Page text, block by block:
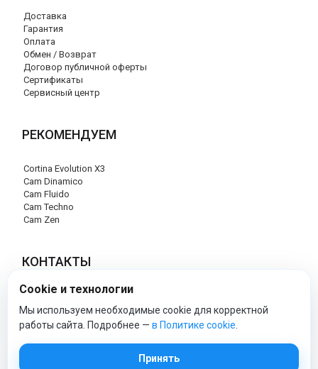
Доставка
Гарантия
Оплата
Обмен / Возврат
Договор публичной оферты
Сертификаты
Сервисный центр
РЕКОМЕНДУЕМ
Cortina Evolution X3
Cam Dinamico
Cam Fluido
Cam Techno
Cam Zen
КОНТАКТЫ
+7 (495) 120-29-85
info@cam-official-store.ru
Cookie и технологии
Мы используем необходимые cookie для корректной
работы сайта. Подробнее — в Политике cookie
Принять